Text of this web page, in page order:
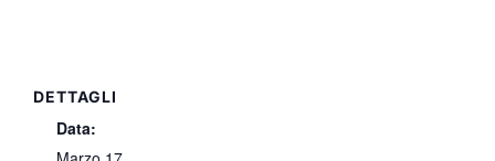
DETTAGLI
Data: